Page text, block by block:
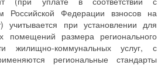
Российской Федерации взносов на
учитывается при установлении для
помещений размера регионального
жилищно-коммунальных услуг, с
региональные стандарты